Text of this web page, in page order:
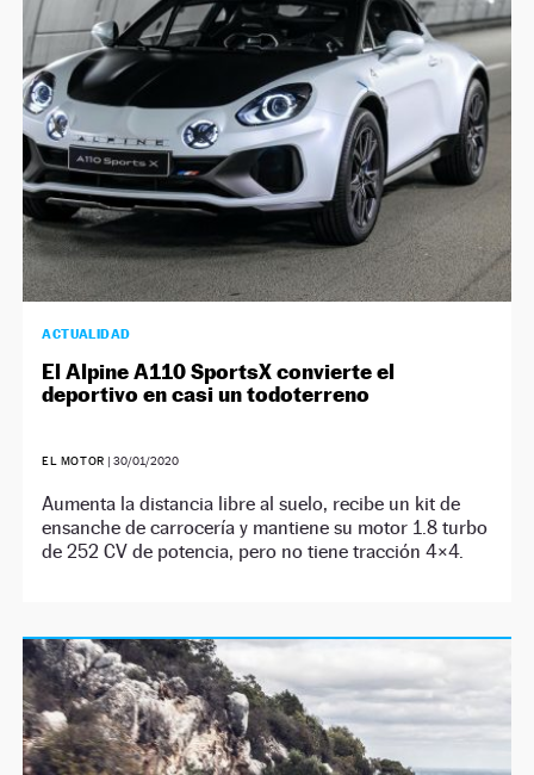
ACTUALIDAD
El Alpine A110 SportsX convierte el
deportivo en casi un todoterreno
EL MOTOR | 30/01/2020
Aumenta la distancia libre al suelo, recibe un kit de
ensanche de carrocería y mantiene su motor 1.8 turbo
de 252 CV de potencia, pero no tiene tracción 4×4.